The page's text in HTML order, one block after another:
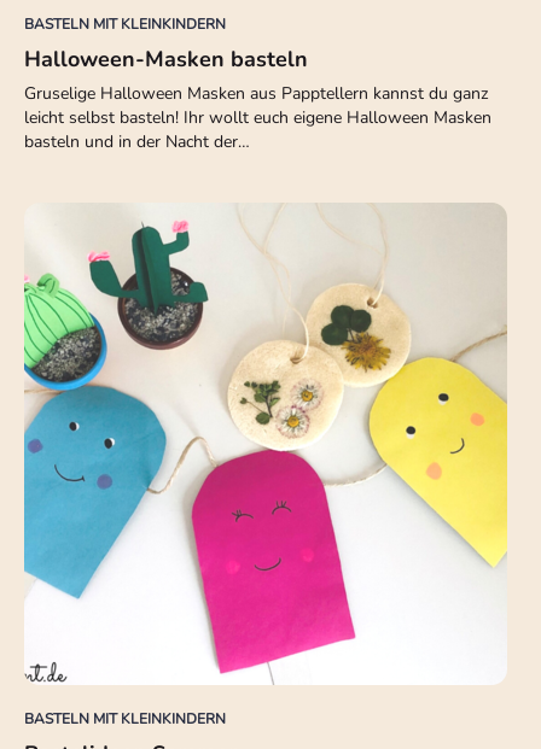
BASTELN MIT KLEINKINDERN
Halloween-Masken basteln
Gruselige Halloween Masken aus Papptellern kannst du ganz
leicht selbst basteln! Ihr wollt euch eigene Halloween Masken
basteln und in der Nacht der…
BASTELN MIT KLEINKINDERN